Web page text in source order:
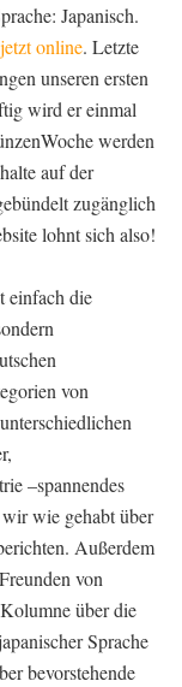
Japanisch.
online. Letzte
unseren ersten
wird er einmal
werden
auf der
zugänglich
lohnt sich also!
einfach die
von
–spannendes
wie gehabt über
Außerdem
von
über die
Sprache
bevorstehende